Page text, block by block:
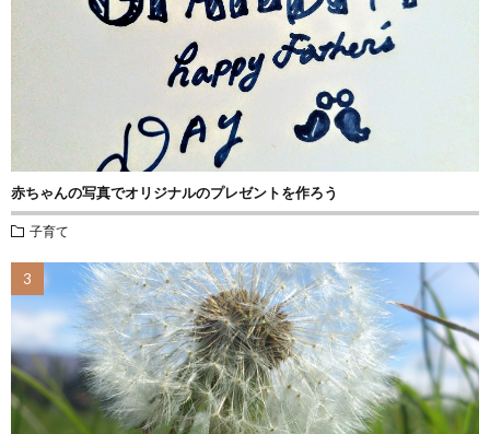
赤ちゃんの写真でオリジナルのプレゼントを作ろう
子育て